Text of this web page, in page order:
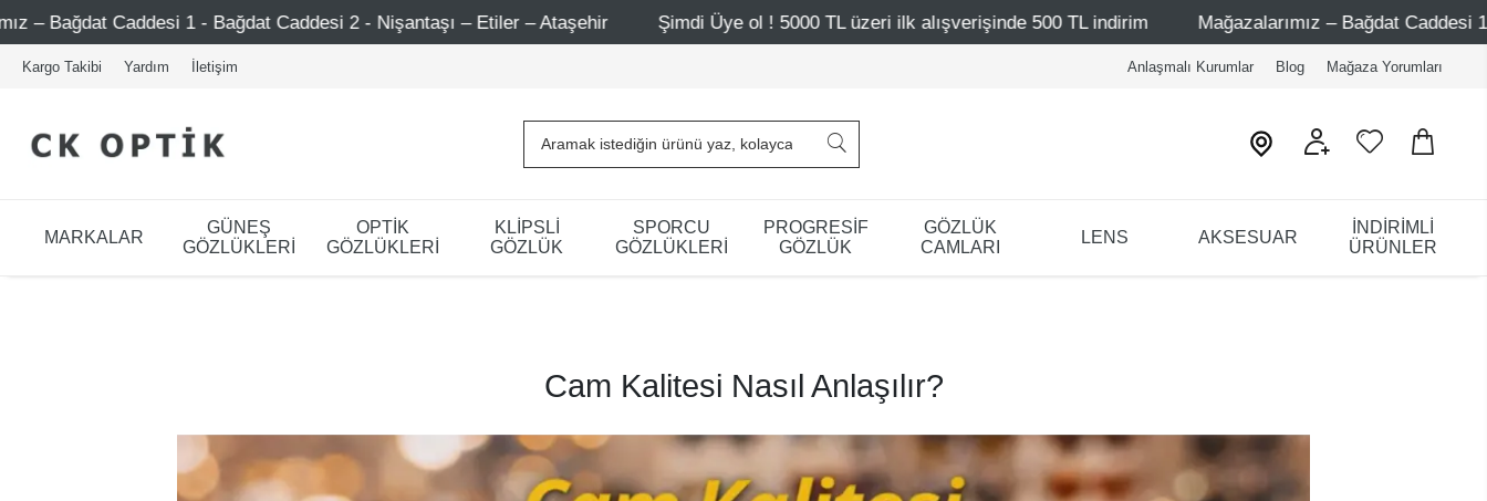
1 - Bağdat Caddesi 2 - Nişantaşı – Etiler – Ataşehir Şimdi Üye ol ! 5000 TL üzeri ilk alışverişinde 500 TL indirim Mağazalarımız – Bağdat Caddesi 1 - Bağdat
Kargo Takibi Yardım İletişim Anlaşmalı Kurumlar Blog Mağaza Yorumları
MARKALAR
GÜNEŞ
GÖZLÜKLERİ
OPTİK
GÖZLÜKLERİ
KLİPSLİ
GÖZLÜK
SPORCU
GÖZLÜKLERİ
PROGRESİF
GÖZLÜK
GÖZLÜK
CAMLARI
LENS AKSESUAR
İNDİRİMLİ
ÜRÜNLER
Cam Kalitesi Nasıl Anlaşılır?